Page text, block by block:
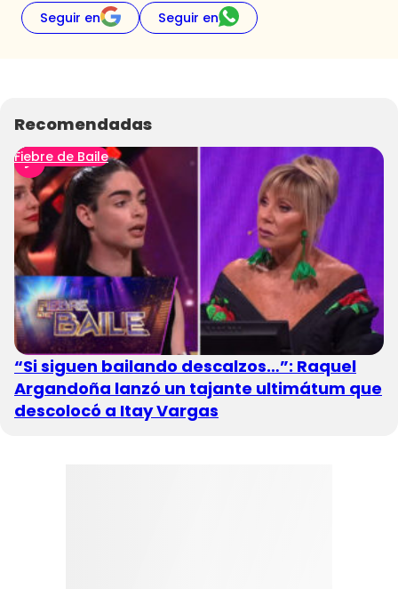
Seguir en Seguir en
Recomendadas
Fiebre de Baile
“Si siguen bailando descalzos…”: Raquel
Argandoña lanzó un tajante ultimátum que
descolocó a Itay Vargas
Todos Los Programas